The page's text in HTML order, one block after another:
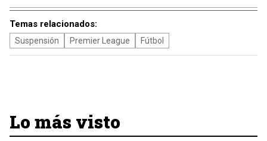
Temas relacionados:
Suspensión Premier League Fútbol
Lo más visto